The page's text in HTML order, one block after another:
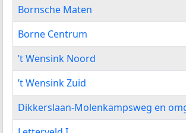
Bornsche Maten
Borne Centrum
’t Wensink Noord
’t Wensink Zuid
Dikkerslaan-Molenkampsweg en